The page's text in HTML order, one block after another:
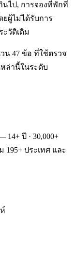
นไป, การจองที่พักที่
ยผู้ไม่ได้รับการ
วัติเดิม
วน 47 ข้อ ที่ใช้ตรวจ
ล่านี้ในระดับ
ปี · 30,000+
195+ ประเทศ และ